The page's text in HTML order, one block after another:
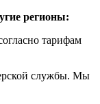
регионы:
тарифам
службы. Мы